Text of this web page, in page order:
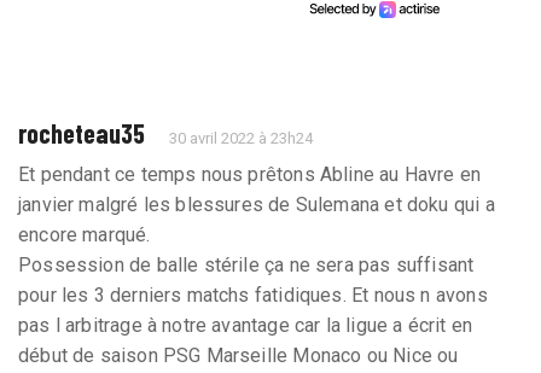
rocheteau35 30 avril 2022 à 23h24
Et pendant ce temps nous prêtons Abline au Havre en
janvier malgré les blessures de Sulemana et doku qui a
encore marqué.
Possession de balle stérile ça ne sera pas suffisant
pour les 3 derniers matchs fatidiques. Et nous n avons
pas l arbitrage à notre avantage car la ligue a écrit en
début de saison PSG Marseille Monaco ou Nice ou